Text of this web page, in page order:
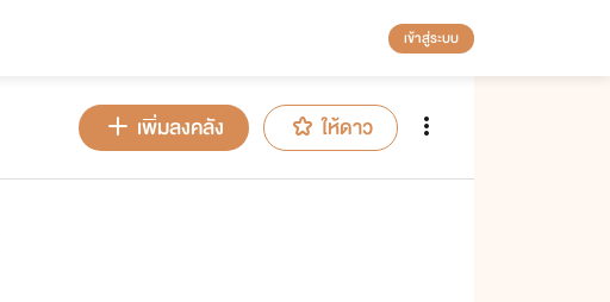
เข้าสู่ระบบ
เพิ่มลงคลัง ให้ดาว